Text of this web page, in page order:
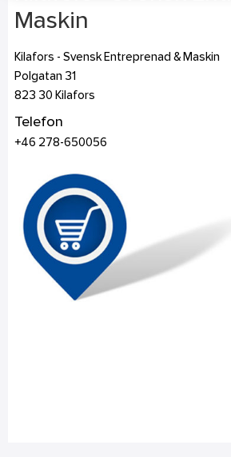
Maskin
Kilafors - Svensk Entreprenad & Maskin
Polgatan 31
823 30 Kilafors
Telefon
+46 278-650056